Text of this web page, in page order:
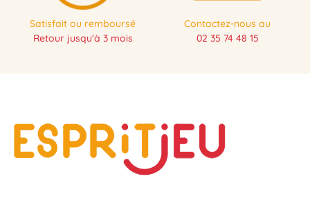
Satisfait ou remboursé
Retour jusqu'à 3 mois
Contactez-nous au
02 35 74 48 15